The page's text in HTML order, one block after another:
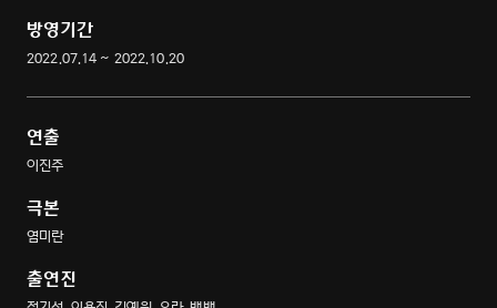
방영기간
2022.07.14 ~ 2022.10.20
연출
이진주
극본
염미란
출연진